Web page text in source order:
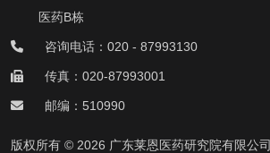
医药B栋
咨询电话：020 - 87993130
传真：020-87993001
邮编：510990
版权所有 © 2026 广东莱恩医药研究院有限公司